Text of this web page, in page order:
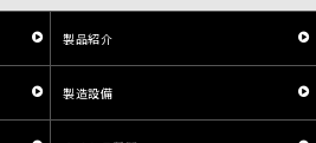
製品紹介
製造設備